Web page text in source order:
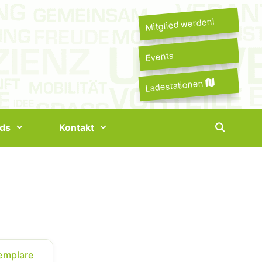
Mitglied werden!
Events
Ladestationen
Kontakt